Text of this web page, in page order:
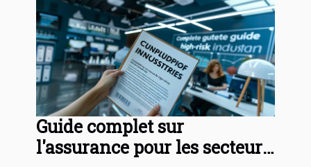
Guide complet sur
l'assurance pour les secteurs